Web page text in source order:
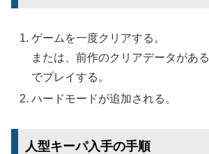
ゲームを一度クリアする。
または、前作のクリアデータがあ
でプレイする。
ハードモードが追加される。
人型キーパ入手の手順